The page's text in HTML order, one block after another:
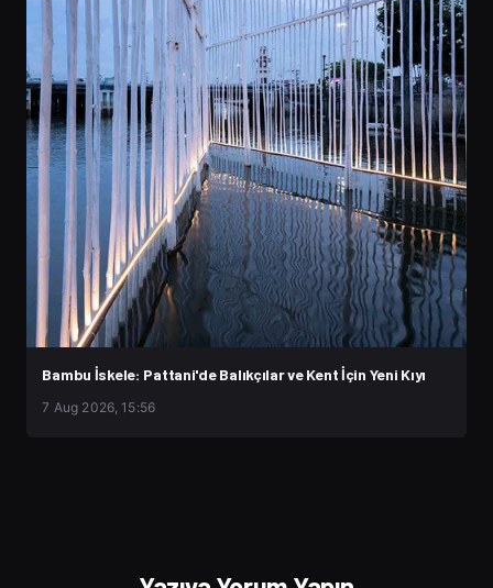
Bambu İskele: Pattani'de Balıkçılar ve Kent İçin Yeni Kıyı
7 Aug 2026, 15:56